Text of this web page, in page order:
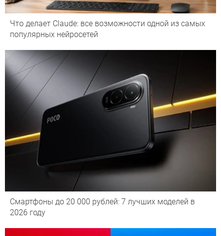
Что делает Сlaude: все возможности одной из самых
популярных нейросетей
Смартфоны до 20 000 рублей: 7 лучших моделей в
2026 году